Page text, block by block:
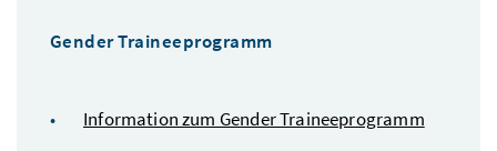
Gender Traineeprogramm
Information zum Gender Traineeprogramm